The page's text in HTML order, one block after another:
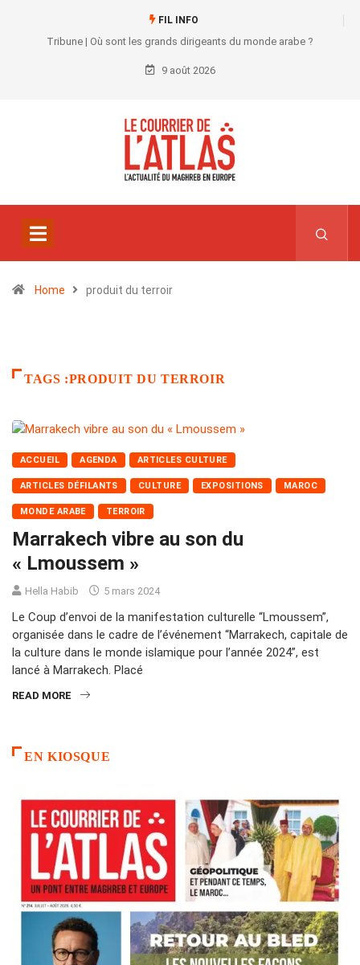
FIL INFO
Tribune | Où sont les grands dirigeants du monde arabe ?
9 août 2026
Home produit du terroir
TAGS :PRODUIT DU TERROIR
ACCUEIL AGENDA ARTICLES CULTURE
ARTICLES DÉFILANTS CULTURE EXPOSITIONS MAROC
MONDE ARABE TERROIR
Marrakech vibre au son du
« Lmoussem »
Hella Habib 5 mars 2024
Le Coup d’envoi de la manifestation culturelle “Lmoussem”,
organisée dans le cadre de l’événement “Marrakech, capitale de
la culture dans le monde islamique pour l’année 2024”, est
lancé à Marrakech. Placé
READ MORE
EN KIOSQUE